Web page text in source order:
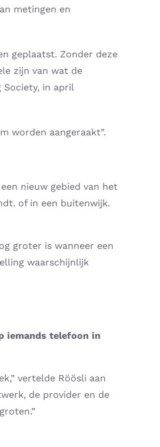
metingen en
geplaatst. Zonder deze
zijn van wat de
Society, in april
worden aangeraakt”.
nieuw gebied van het
of in een buitenwijk.
groter is wanneer een
waarschijnlijk
iemands telefoon in
vertelde Röösli aan
de provider en de